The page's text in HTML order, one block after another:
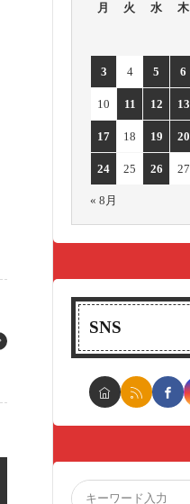
月 火 水 木
3 4 5 6
10 11 12 13
17 18 19 20
24 25 26 27
« 8月
SNS